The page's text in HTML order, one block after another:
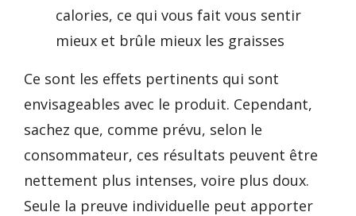
calories, ce qui vous fait vous sentir
mieux et brûle mieux les graisses
Ce sont les effets pertinents qui sont
envisageables avec le produit. Cependant,
sachez que, comme prévu, selon le
consommateur, ces résultats peuvent être
nettement plus intenses, voire plus doux.
Seule la preuve individuelle peut apporter